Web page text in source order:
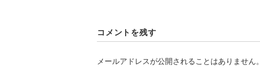
コメントを残す
メールアドレスが公開されることはありません。